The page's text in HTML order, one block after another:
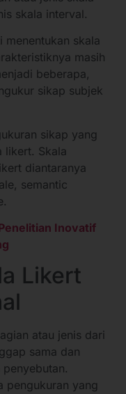
skala interval.
menentukan skala
masih
beberapa,
sikap subjek
sikap yang
likert. Skala
diantaranya
semantic
Inovatif
Likert
atau jenis dari
sama dan
pengukuran yang